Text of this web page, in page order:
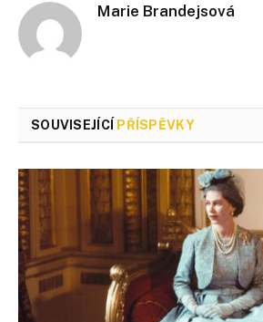
Marie Brandejsová
SOUVISEJÍCÍ PŘÍSPĚVKY